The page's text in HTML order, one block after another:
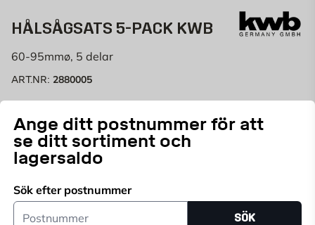
Ange ditt postnummer för att
se ditt sortiment och
lagersaldo
Sök efter postnummer
Postnummer
SÖK
HÅLSÅGSATS 5-PACK KWB
60-95mmø, 5 delar
ART.NR: 2880005
Välj butik för att se lagerstatus